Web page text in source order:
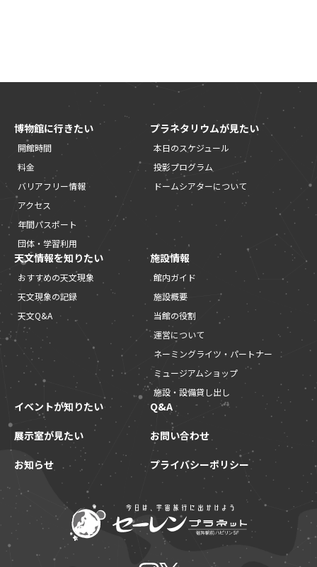
博物館に行きたい
開館時間
料金
バリアフリー情報
アクセス
年間パスポート
団体・学習利用
プラネタリウムが見たい
本日のスケジュール
投影プログラム
ドームシアターについて
天文情報を知りたい
おすすめの天文現象
天文現象の記録
天文Q&A
施設情報
館内ガイド
施設概要
当館の役割
運営について
ネーミングライツ・パートナー
ミュージアムショップ
施設・設備貸し出し
イベントが知りたい
展示室が見たい
お知らせ
Q&A
お問い合わせ
プライバシーポリシー